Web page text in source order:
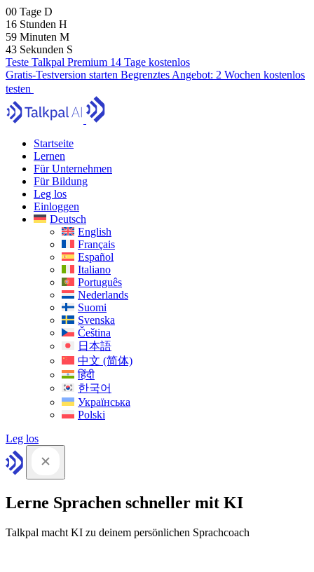
00 Tage D
16 Stunden H
59 Minuten M
42 Sekunden S
Teste Talkpal Premium 14 Tage kostenlos
Gratis-Testversion starten Begrenztes Angebot: 2 Wochen kostenlos
testen
Startseite
Lernen
Für Unternehmen
Für Bildung
Leg los
Einloggen
Deutsch
English
Français
Español
Italiano
Português
Nederlands
Suomi
Svenska
Čeština
日本語
中文 (简体)
हिंदी
한국어
Українська
Polski
Leg los
Lerne Sprachen schneller mit KI
Talkpal macht KI zu deinem persönlichen Sprachcoach